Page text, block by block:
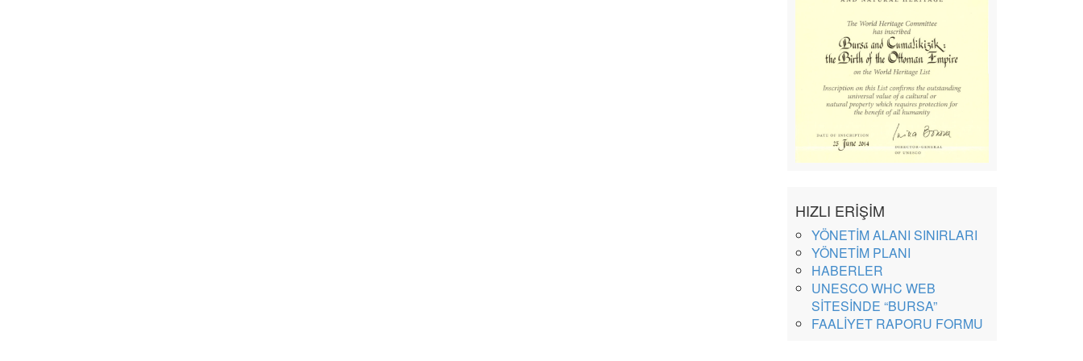
HIZLI ERİŞİM
YÖNETİM ALANI SINIRLARI
YÖNETİM PLANI
HABERLER
UNESCO WHC WEB
SİTESİNDE “BURSA”
FAALİYET RAPORU FORMU